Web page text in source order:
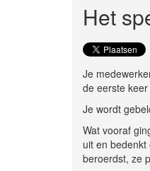
Het
Je
de eerste keer
Je wordt
Wat vooraf
uit en
beroerdst, ze